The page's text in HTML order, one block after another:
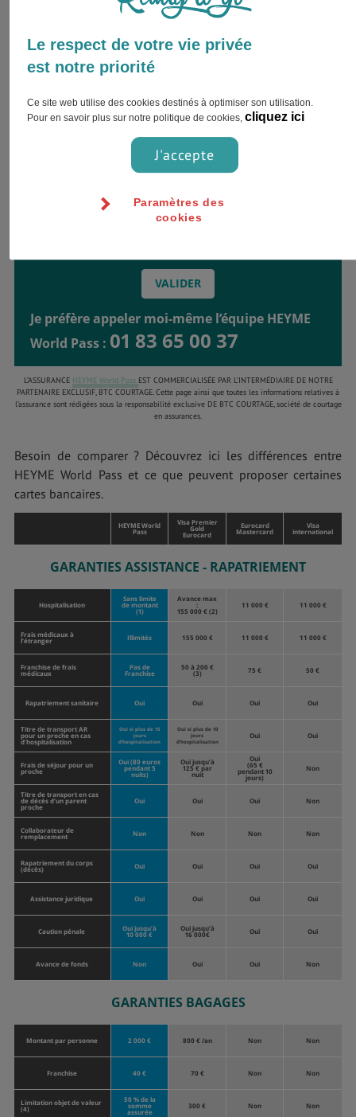
Inscrivez votre nom complet et choisissez
Je préfère appeler moi-même l’équipe HEYME
World Pass : 01 83 65 00 37
L’ASSURANCE HEYME World Pass EST COMMERCIALISÉE PAR L’INTERMÉDIAIRE DE NOTRE
PARTENAIRE EXCLUSIF, BTC COURTAGE. Cette page ainsi que toutes les informations relatives à
l’assurance sont rédigées sous la responsabilité exclusive DE BTC COURTAGE, société de courtage
en assurances.
Besoin de comparer ? Découvrez ici les différences entre
HEYME World Pass et ce que peuvent proposer certaines
cartes bancaires.
HEYME World
Pass
Visa Premier
Gold
Eurocard
Eurocard
Mastercard
Visa
international
GARANTIES ASSISTANCE - RAPATRIEMENT
Hospitalisation
Sans limite
de montant
(1)
Avance max
:
155 000 € (2)
11 000 € 11 000 €
Frais médicaux à
l’étranger Illimités 155 000 € 11 000 € 11 000 €
Franchise de frais
médicaux
Pas de
Franchise
50 à 200 €
(3) 75 € 50 €
Rapatriement sanitaire Oui Oui Oui Oui
Titre de transport AR
pour un proche en cas
d’hospitalisation
Oui si plus de 15
jours
d’hospitalisation
Oui si plus de 10
jours
d’hospitalisation
Oui Oui
Frais de séjour pour un
proche
Oui (80 euros
pendant 5
nuits)
Oui jusqu’à
125 € par
nuit
Oui
(65 €
pendant 10
jours)
Non
Titre de transport en cas
de décès d’un parent
proche
Oui Oui Oui Non
Collaborateur de
remplacement Non Non Non Non
Rapatriement du corps
(décès) Oui Oui Oui Oui
Assistance juridique Oui Oui Oui Oui
Caution pénale Oui jusqu’à
10 000 €
Oui jusqu’à
16 000€ Oui Oui
Avance de fonds Non Oui Oui Non
GARANTIES BAGAGES
Montant par personne 2 000 € 800 € /an Non Non
Franchise 40 € 70 € Non Non
Limitation objet de valeur
(4)
50 % de la
somme
assurée
300 € Non Non
Le respect de votre vie privée
est notre priorité
Ce site web utilise des cookies destinés à optimiser son utilisation.
Pour en savoir plus sur notre politique de cookies, cliquez ici
J'accepte
Paramètres des
cookies